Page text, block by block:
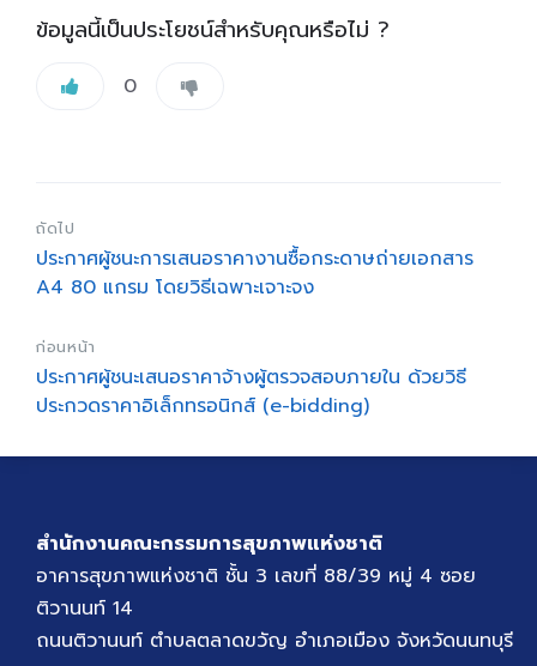
ข้อมูลนี้เป็นประโยชน์สำหรับคุณหรือไม่ ?
0
ถัดไป
ประกาศผู้ชนะการเสนอราคางานซื้อกระดาษถ่ายเอกสาร
A4 80 แกรม โดยวิธีเฉพาะเจาะจง
ก่อนหน้า
ประกาศผู้ชนะเสนอราคาจ้างผู้ตรวจสอบภายใน ด้วยวิธี
ประกวดราคาอิเล็กทรอนิกส์ (e-bidding)
สำนักงานคณะกรรมการสุขภาพแห่งชาติ
อาคารสุขภาพแห่งชาติ ชั้น 3 เลขที่ 88/39 หมู่ 4 ซอย
ติวานนท์ 14
ถนนติวานนท์ ตำบลตลาดขวัญ อำเภอเมือง จังหวัดนนทบุรี